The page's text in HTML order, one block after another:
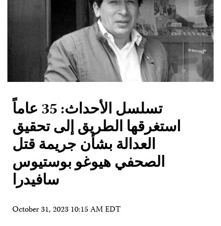
تسلسل الأحداث: 35 عاماً
استغرقها الطريق إلى تحقيق
العدالة بشأن جريمة قتل
الصحفي هيوغو بوستيوس
سافيدرا
October 31, 2023 10:15 AM EDT